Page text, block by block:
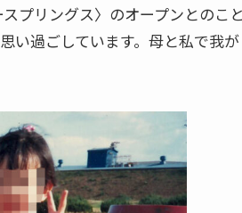
プリングス〉のオープンとのこ
い過ごしています。母と私で我が